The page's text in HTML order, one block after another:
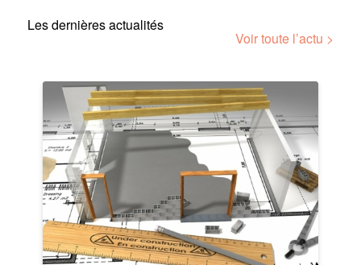
Les dernières actualités
Voir toute l’actu >